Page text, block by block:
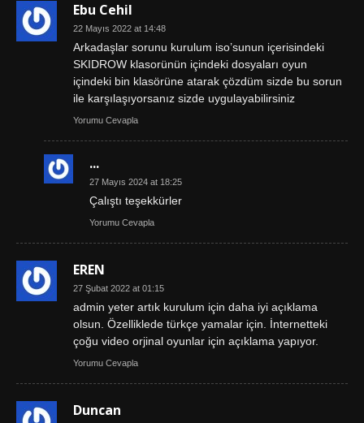
Ebu Cehil
22 Mayıs 2022 at 14:48
Arkadaşlar sorunu kurulum iso’sunun içerisindeki
SKIDROW klasorünün içindeki dosyaları oyun
içindeki bin klasörüne atarak çözdüm sizde bu sorun
ile karşılaşıyorsanız sizde uygulayabilirsiniz
Yorumu Cevapla
...
27 Mayıs 2024 at 18:25
Çalıştı teşekkürler
Yorumu Cevapla
EREN
27 Şubat 2022 at 01:15
admin yeter artık kurulum için daha iyi açıklama
olsun. Özelliklede türkçe yamalar için. İnternetteki
çoğu video orjinal oyunlar için açıklama yapıyor.
Yorumu Cevapla
Duncan